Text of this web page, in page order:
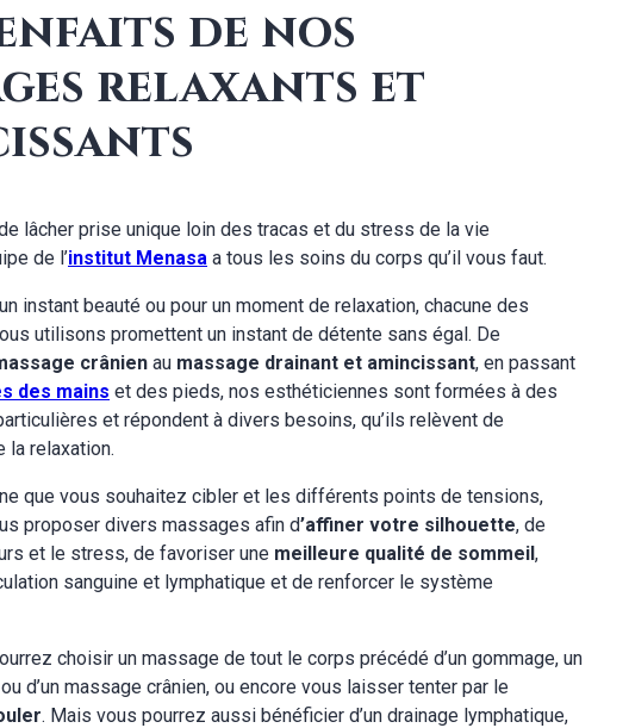
de nos
relaxants et
lâcher prise unique loin des tracas et du stress de la vie
de l’institut Menasa a tous les soins du corps qu’il vous faut.
instant beauté ou pour un moment de relaxation, chacune des
utilisons promettent un instant de détente sans égal. De
crânien au massage drainant et amincissant, en passant
des mains et des pieds, nos esthéticiennes sont formées à des
et répondent à divers besoins, qu’ils relèvent de
la relaxation.
que vous souhaitez cibler et les différents points de tensions,
proposer divers massages afin d’affiner votre silhouette, de
et le stress, de favoriser une meilleure qualité de sommeil,
sanguine et lymphatique et de renforcer le système
choisir un massage de tout le corps précédé d’un gommage, un
d’un massage crânien, ou encore vous laisser tenter par le
. Mais vous pourrez aussi bénéficier d’un drainage lymphatique,